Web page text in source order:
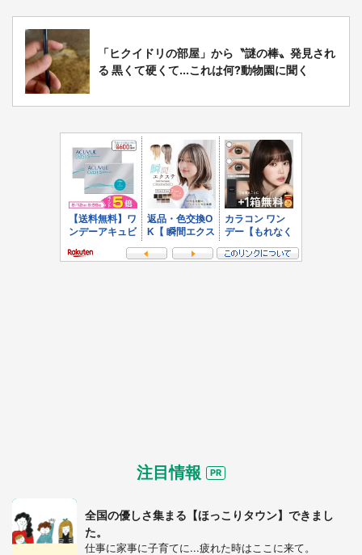
「ヒクイドリの部屋」から〝謎の棒〟発見され
る 黒くて硬くて...これは何?動物園に聞く
注目情報
全国の優しさ集まる【ほっこりタウン】できまし
た。
仕事に家事に子育てに...疲れた時はここに来て。